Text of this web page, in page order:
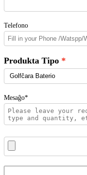
Telefono
Produkta Tipo
Mesaĝo*